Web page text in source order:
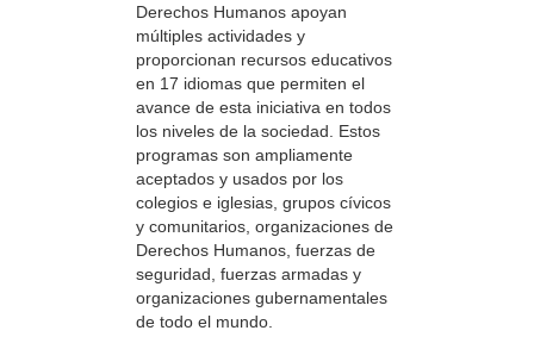
Derechos Humanos apoyan
múltiples actividades y
proporcionan recursos educativos
en 17 idiomas que permiten el
avance de esta iniciativa en todos
los niveles de la sociedad. Estos
programas son ampliamente
aceptados y usados por los
colegios e iglesias, grupos cívicos
y comunitarios, organizaciones de
Derechos Humanos, fuerzas de
seguridad, fuerzas armadas y
organizaciones gubernamentales
de todo el mundo.